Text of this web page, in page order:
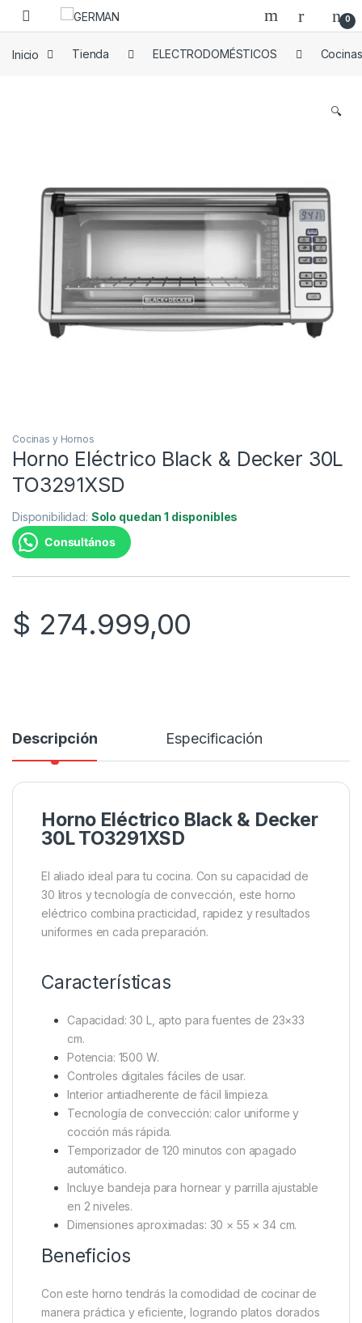
Skip to navigation
Skip to content
0
Inicio Tienda ELECTRODOMÉSTICOS
🔍
Cocinas y Hornos
Horno Eléctrico Black & Decker 30L
TO3291XSD
Disponibilidad: Solo quedan 1 disponibles
Consultános
$ 274.999,00
Descripción Especificación
Horno Eléctrico Black & Decker
30L TO3291XSD
El aliado ideal para tu cocina. Con su capacidad de
30 litros y tecnología de convección, este horno
eléctrico combina practicidad, rapidez y resultados
uniformes en cada preparación.
Características
Capacidad: 30 L, apto para fuentes de 23×33
cm.
Potencia: 1500 W.
Controles digitales fáciles de usar.
Interior antiadherente de fácil limpieza.
Tecnología de convección: calor uniforme y
cocción más rápida.
Temporizador de 120 minutos con apagado
automático.
Incluye bandeja para hornear y parrilla ajustable
en 2 niveles.
Dimensiones aproximadas: 30 × 55 × 34 cm.
Beneficios
Con este horno tendrás la comodidad de cocinar de
manera práctica y eficiente, logrando platos dorados